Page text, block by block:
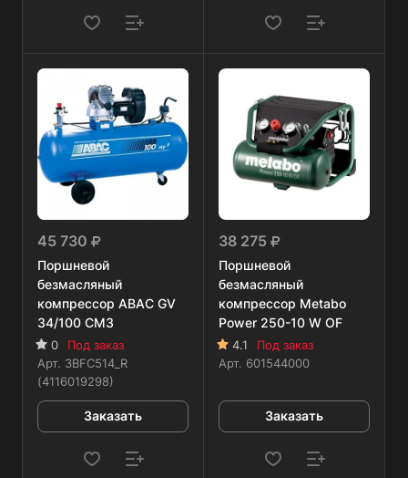
45 730
Поршневой
безмасляный
компрессор ABAC GV
34/100 CM3
0
Под заказ
Арт. 3BFC514_R
(4116019298)
Заказать
38 275
Поршневой
безмасляный
компрессор Metabo
Power 250-10 W OF
4.1
Под заказ
Арт. 601544000
Заказать